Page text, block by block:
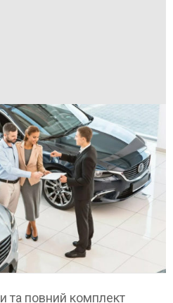
та повний комплект